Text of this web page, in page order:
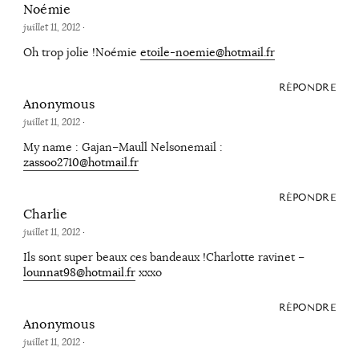
Noémie
juillet 11, 2012·
Oh trop jolie !Noémie etoile-noemie@hotmail.fr
RÉPONDRE
Anonymous
juillet 11, 2012·
My name : Gajan–Maull Nelsonemail :
zassoo2710@hotmail.fr
RÉPONDRE
Charlie
juillet 11, 2012·
Ils sont super beaux ces bandeaux !Charlotte ravinet –
lounnat98@hotmail.frxxxo
RÉPONDRE
Anonymous
juillet 11, 2012·